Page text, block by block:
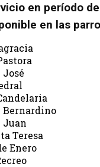
en período
en las
José
Bernardino
Juan
Teresa
Enero